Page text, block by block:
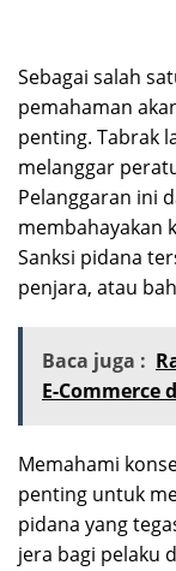
Sebagai salah
pemahaman
penting. Tabrak
melanggar
Pelanggaran ini
membahayakan
Sanksi pidana
penjara, atau
Baca juga :
E-Commerce
Memahami
penting untuk
pidana yang
jera bagi pelaku